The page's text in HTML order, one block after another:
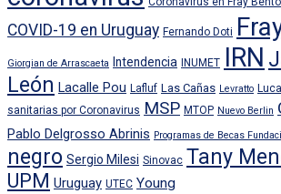
COVID-19 en Uruguay Fernando Doti
Giorgian de Arrascaeta Intendencia INUMET IRN
León Lacalle Pou Lafluf Las Cañas Levratto
sanitarias por Coronavirus MSP MTOP Nuevo Berlin
Pablo Delgrosso Abrinis Programas de Becas
negro Sergio Milesi Sinovac Tany
UPM Uruguay UTEC Young